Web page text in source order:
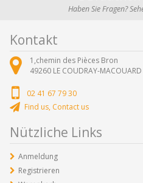
Haben Sie Fragen?
Kontakt
1,chemin des Pièces Bron
49260 LE COUDRAY-MACOUARD
02 41 67 79 30
Find us, Contact us
Nützliche Links
Anmeldung
Registrieren